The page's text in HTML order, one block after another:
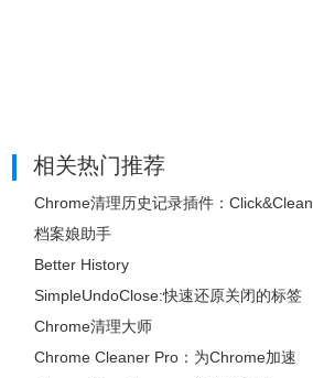
相关热门推荐
Chrome清理历史记录插件：Click&Clean
档案娘助手
Better History
SimpleUndoClose:快速还原关闭的标签
Chrome清理大师
Chrome Cleaner Pro：为Chrome加速